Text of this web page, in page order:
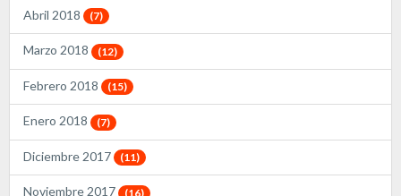
Abril 2018 (7)
Marzo 2018 (12)
Febrero 2018 (15)
Enero 2018 (7)
Diciembre 2017 (11)
Noviembre 2017 (16)